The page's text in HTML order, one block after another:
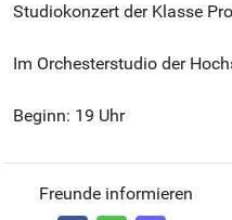
Studiokonzert der Klasse
Im Orchesterstudio der
Beginn: 19 Uhr
Freunde informieren